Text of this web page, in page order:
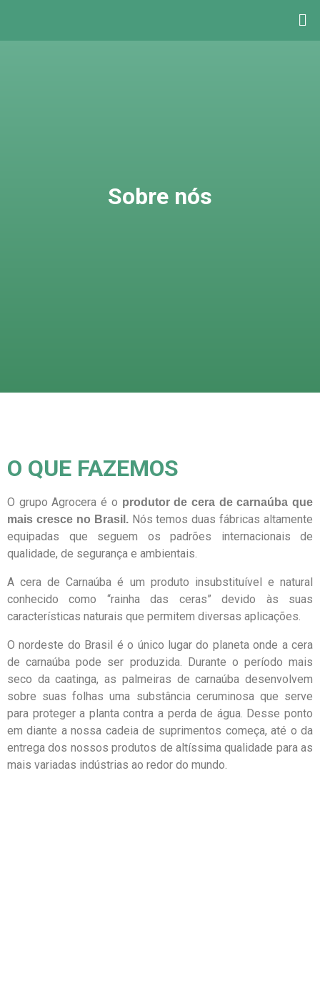
Sobre nós
O QUE FAZEMOS
O grupo Agrocera é o produtor de cera de carnaúba que
mais cresce no Brasil. Nós temos duas fábricas altamente
equipadas que seguem os padrões internacionais de
qualidade, de segurança e ambientais.
A cera de Carnaúba é um produto insubstituível e natural
conhecido como “rainha das ceras” devido às suas
características naturais que permitem diversas aplicações.
O nordeste do Brasil é o único lugar do planeta onde a cera
de carnaúba pode ser produzida. Durante o período mais
seco da caatinga, as palmeiras de carnaúba desenvolvem
sobre suas folhas uma substância ceruminosa que serve
para proteger a planta contra a perda de água. Desse ponto
em diante a nossa cadeia de suprimentos começa, até o da
entrega dos nossos produtos de altíssima qualidade para as
mais variadas indústrias ao redor do mundo.